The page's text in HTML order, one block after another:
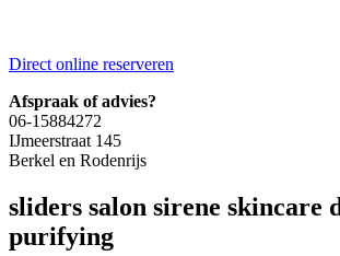
Direct online reserveren
Afspraak of advies?
06-15884272
IJmeerstraat 145
Berkel en Rodenrijs
sliders salon sirene skincare
purifying